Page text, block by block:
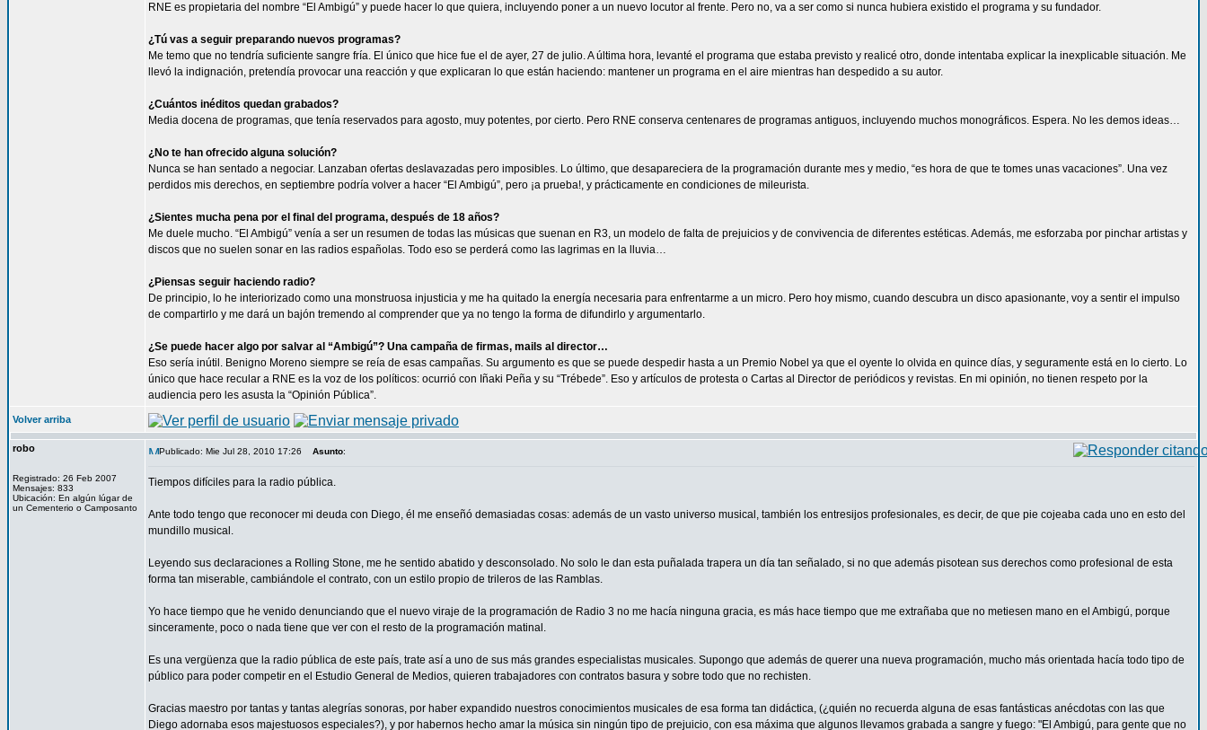
RNE es propietaria del nombre “El Ambigú” y puede hacer lo que quiera, incluyendo poner a un nuevo locutor al frente. Pero no, va a ser como si nunca hubiera existido el programa y su fundador.
¿Tú vas a seguir preparando nuevos programas?
Me temo que no tendría suficiente sangre fría. El único que hice fue el de ayer, 27 de julio. A última hora, levanté el programa que estaba previsto y realicé otro, donde intentaba explicar la inexplicable situación. Me
llevó la indignación, pretendía provocar una reacción y que explicaran lo que están haciendo: mantener un programa en el aire mientras han despedido a su autor.
¿Cuántos inéditos quedan grabados?
Media docena de programas, que tenía reservados para agosto, muy potentes, por cierto. Pero RNE conserva centenares de programas antiguos, incluyendo muchos monográficos. Espera. No les demos ideas…
¿No te han ofrecido alguna solución?
Nunca se han sentado a negociar. Lanzaban ofertas deslavazadas pero imposibles. Lo último, que desapareciera de la programación durante mes y medio, “es hora de que te tomes unas vacaciones”. Una vez
perdidos mis derechos, en septiembre podría volver a hacer “El Ambigú”, pero ¡a prueba!, y prácticamente en condiciones de mileurista.
¿Sientes mucha pena por el final del programa, después de 18 años?
Me duele mucho. “El Ambigú” venía a ser un resumen de todas las músicas que suenan en R3, un modelo de falta de prejuicios y de convivencia de diferentes estéticas. Además, me esforzaba por pinchar artistas y
discos que no suelen sonar en las radios españolas. Todo eso se perderá como las lagrimas en la lluvia…
¿Piensas seguir haciendo radio?
De principio, lo he interiorizado como una monstruosa injusticia y me ha quitado la energía necesaria para enfrentarme a un micro. Pero hoy mismo, cuando descubra un disco apasionante, voy a sentir el impulso
de compartirlo y me dará un bajón tremendo al comprender que ya no tengo la forma de difundirlo y argumentarlo.
¿Se puede hacer algo por salvar al “Ambigú”? Una campaña de firmas, mails al director…
Eso sería inútil. Benigno Moreno siempre se reía de esas campañas. Su argumento es que se puede despedir hasta a un Premio Nobel ya que el oyente lo olvida en quince días, y seguramente está en lo cierto. Lo
único que hace recular a RNE es la voz de los políticos: ocurrió con Iñaki Peña y su “Trébede”. Eso y artículos de protesta o Cartas al Director de periódicos y revistas. En mi opinión, no tienen respeto por la
audiencia pero les asusta la “Opinión Pública”.
Volver arriba
robo
Registrado: 26 Feb 2007
Mensajes: 833
Ubicación: En algún lúgar de
un Cementerio o Camposanto
Publicado: Mie Jul 28, 2010 17:26 Asunto:
Tiempos difíciles para la radio pública.
Ante todo tengo que reconocer mi deuda con Diego, él me enseñó demasiadas cosas: además de un vasto universo musical, también los entresijos profesionales, es decir, de que pie cojeaba cada uno en esto del
mundillo musical.
Leyendo sus declaraciones a Rolling Stone, me he sentido abatido y desconsolado. No solo le dan esta puñalada trapera un día tan señalado, si no que además pisotean sus derechos como profesional de esta
forma tan miserable, cambiándole el contrato, con un estilo propio de trileros de las Ramblas.
Yo hace tiempo que he venido denunciando que el nuevo viraje de la programación de Radio 3 no me hacía ninguna gracia, es más hace tiempo que me extrañaba que no metiesen mano en el Ambigú, porque
sinceramente, poco o nada tiene que ver con el resto de la programación matinal.
Es una vergüenza que la radio pública de este país, trate así a uno de sus más grandes especialistas musicales. Supongo que además de querer una nueva programación, mucho más orientada hacía todo tipo de
público para poder competir en el Estudio General de Medios, quieren trabajadores con contratos basura y sobre todo que no rechisten.
Gracias maestro por tantas y tantas alegrías sonoras, por haber expandido nuestros conocimientos musicales de esa forma tan didáctica, (¿quién no recuerda alguna de esas fantásticas anécdotas con las que
Diego adornaba esos majestuosos especiales?), y por habernos hecho amar la música sin ningún tipo de prejuicio, con esa máxima que algunos llevamos grabada a sangre y fuego: "El Ambigú, para gente que no